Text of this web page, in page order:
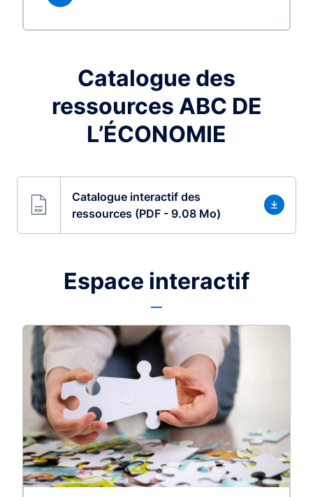
Catalogue des
ressources ABC DE
L’ÉCONOMIE
Catalogue interactif des
ressources (PDF - 9.08 Mo)
Espace interactif